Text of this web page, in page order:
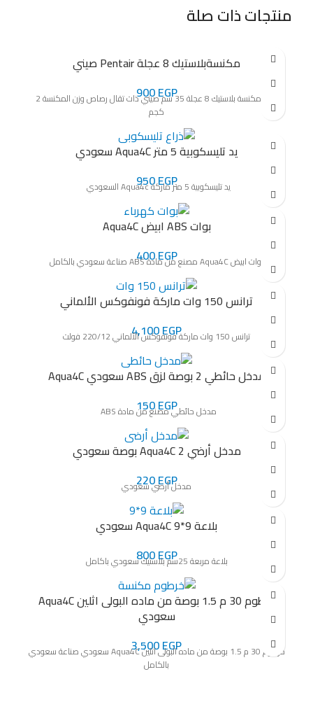
منتجات ذات صلة
مكنسةبلاستيك 8 عجلة Pentair صيني
900EGP
رأس مكنسة بلاستيك 8 عجلة 35 سم صيني ذات تقال رصاص وزن المكنسة 2
كجم
يد تليسكوبية 5 متر Aqua4C سعودي
950EGP يد تليسكوبية 5 متر ماركة Aqua4c السعودي
بوات ABS ابيض Aqua4C
400EGP بوات ابيض Aqua4C مصنع من مادة ABS صناعة سعودي بالكامل
ترانس 150 وات ماركة فونفوكس الألماني
4,100EGP ترانس 150 وات ماركة فونفوكس الألماني 220/12 فولت
مدخل حائطي 2 بوصة لزق ABS سعودي Aqua4C
150EGP
مدخل حائطي مصنع من مادة ABS
مدخل أرضي Aqua4C 2 بوصة سعودي
220EGP
مدخل أرضي سعودي
بلاعة 9*9 Aqua4C سعودي
800EGP بلاعة مربعة 25سم بلاستيك سعودي باكامل
خرطوم 30 م 1.5 بوصة من ماده البولى اثلين Aqua4C
سعودي
3,500EGP
خرطوم 30 م 1.5 بوصة من ماده البولى اثلين Aqua4C سعودي صناعة سعودي
بالكامل